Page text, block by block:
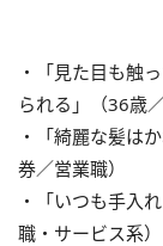
・「見た目も触
られる」（36歳
・「綺麗な髪は
券／営業職）
・「いつも手入
職・サービス系）